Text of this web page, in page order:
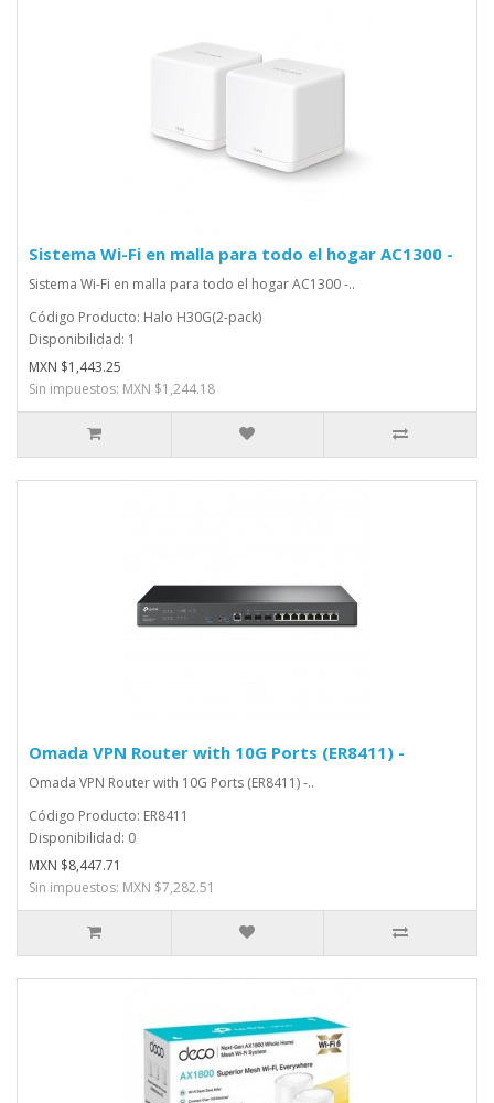
Sistema Wi-Fi en malla para todo el hogar AC1300 -
Sistema Wi-Fi en malla para todo el hogar AC1300 -..
Código Producto: Halo H30G(2-pack)
Disponibilidad: 1
MXN $1,443.25
Sin impuestos: MXN $1,244.18
Omada VPN Router with 10G Ports (ER8411) -
Omada VPN Router with 10G Ports (ER8411) -..
Código Producto: ER8411
Disponibilidad: 0
MXN $8,447.71
Sin impuestos: MXN $7,282.51